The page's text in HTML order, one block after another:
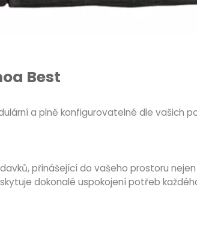
Best
a plně konfigurovatelné dle vašich
přinášející do vašeho prostoru nejen
dokonalé uspokojení potřeb